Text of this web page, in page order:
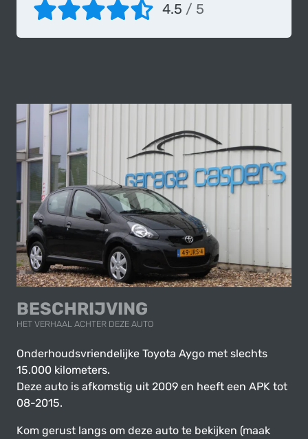
4.5 / 5
BESCHRIJVING
HET VERHAAL ACHTER DEZE AUTO
Onderhoudsvriendelijke Toyota Aygo met slechts
15.000 kilometers.
Deze auto is afkomstig uit 2009 en heeft een APK tot
08-2015.
Kom gerust langs om deze auto te bekijken (maak